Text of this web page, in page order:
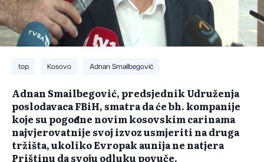
top Kosovo Adnan Smailbegović
Adnan Smailbegović, predsjednik Udruženja
poslodavaca FBiH, smatra da će bh. kompanije
koje su pogođene novim kosovskim carinama
najvjerovatnije svoj izvoz usmjeriti na druga
tržišta, ukoliko Evropak aunija ne natjera
Prištinu da svoju odluku povuče.